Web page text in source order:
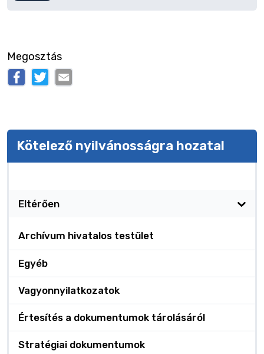
Megosztás
Kötelező nyilvánosságra hozatal
Eltérően
Archívum hivatalos testület
Egyéb
Vagyonnyilatkozatok
Értesítés a dokumentumok tárolásáról
Stratégiai dokumentumok